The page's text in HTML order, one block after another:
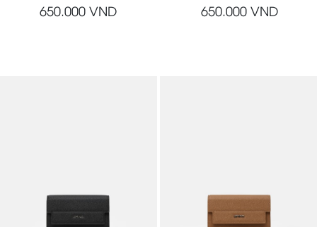
650.000VND
650.000VND